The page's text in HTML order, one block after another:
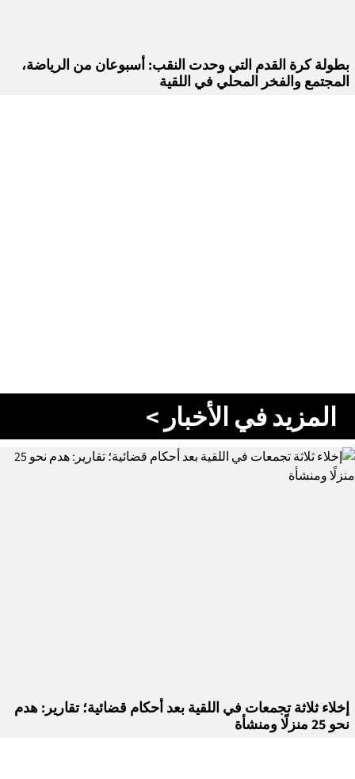
بطولة كرة القدم التي وحدت النقب: أسبوعان من الرياضة،
المجتمع والفخر المحلي في اللقية
المزيد في الأخبار >
إخلاء ثلاثة تجمعات في اللقية بعد أحكام قضائية؛ تقارير: هدم
نحو 25 منزلًا ومنشأة